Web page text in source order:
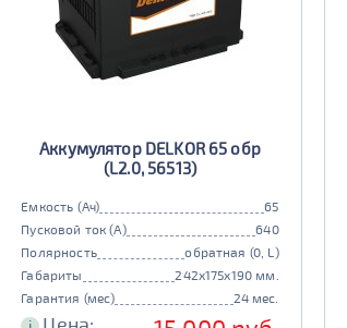
Аккумулятор DELKOR 65 обр
(L2.0, 56513)
Емкость (Ач)
65
Пусковой ток (А)
640
Полярность
обратная (0, L)
Габариты
242x175x190 мм.
Гарантия (мес)
24 мес.